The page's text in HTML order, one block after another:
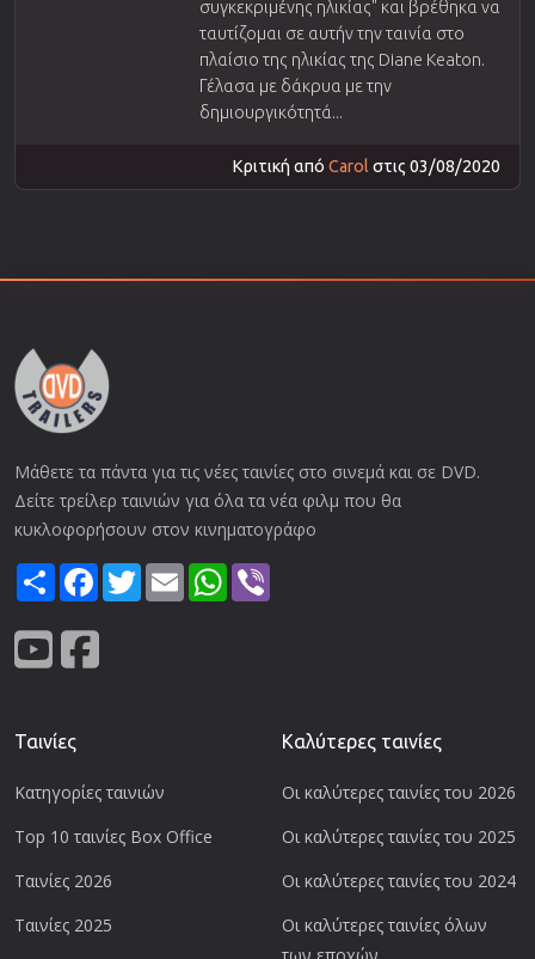
συγκεκριμένης ηλικίας" και βρέθηκα να
ταυτίζομαι σε αυτήν την ταινία στο
πλαίσιο της ηλικίας της Diane Keaton.
Γέλασα με δάκρυα με την
δημιουργικότητά...
Κριτική από Carol στις 03/08/2020
Μάθετε τα πάντα για τις νέες ταινίες στο σινεμά και σε DVD.
Δείτε τρείλερ ταινιών για όλα τα νέα φιλμ που θα
κυκλοφορήσουν στον κινηματογράφο
ShareFacebook
TwitterEmail WhatsApp
Ταινίες
Κατηγορίες ταινιών
Top 10 ταινίες Box Office
Ταινίες 2026
Ταινίες 2025
Καλύτερες ταινίες
Οι καλύτερες ταινίες του 2026
Οι καλύτερες ταινίες του 2025
Οι καλύτερες ταινίες του 2024
Οι καλύτερες ταινίες όλων